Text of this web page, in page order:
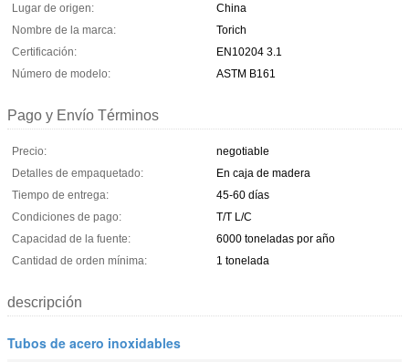
Lugar de origen:
China
Nombre de la marca:
Torich
Certificación:
EN10204 3.1
Número de modelo:
ASTM B161
Pago y Envío Términos
Precio:
negotiable
Detalles de empaquetado:
En caja de madera
Tiempo de entrega:
45-60 días
Condiciones de pago:
T/T L/C
Capacidad de la fuente:
6000 toneladas por año
Cantidad de orden mínima:
1 tonelada
descripción
Tubos de acero inoxidables